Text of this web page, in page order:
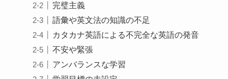
完璧主義
語彙や英文法の知識の不足
カタカナ英語による不完全な英語の発音
不安や緊張
アンバランスな学習